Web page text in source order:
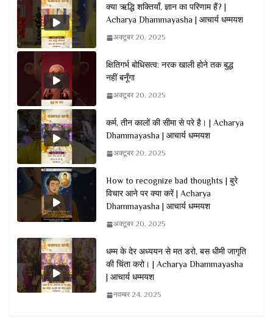
क्या ऋद्धि शक्तियाँ, ज्ञान का परिणाम हैं? |
Acharya Dhammayasha | आचार्य धम्मयश
अक्टूबर 20, 2025
क्षितिगर्भ बोधिसत्व: नरक खाली होने तक बुद्ध
नहीं बनूँगा
अक्टूबर 20, 2025
कर्म, तीन कालों की सीमा से परे है। | Acharya
Dhammayasha | आचार्य धम्मयश
अक्टूबर 20, 2025
How to recognize bad thoughts | बुरे
विचार आने पर क्या करें | Acharya
Dhammayasha | आचार्य धम्मयश
अक्टूबर 20, 2025
धम्म के देर अध्ययन से मत डरो, बस धीमी जागृति
की चिंता करो। | Acharya Dhammayasha
| आचार्य धम्मयश
नवम्बर 24, 2025